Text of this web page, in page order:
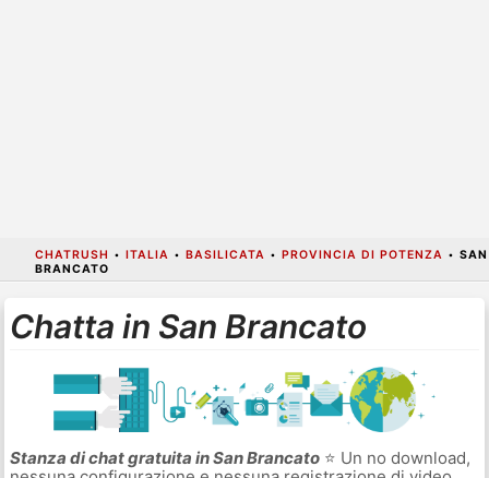
CHATRUSH • ITALIA • BASILICATA • PROVINCIA DI POTENZA • SAN
BRANCATO
Chatta in San Brancato
Stanza di chat gratuita in San Brancato⭐ Un no download,